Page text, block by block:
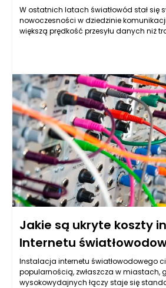
W ostatnich latach światłowód stał się
nowoczesności w dziedzinie
większą prędkość przesyłu danych niż
miejscach, które nie były pierwotnie
nowoczesnych rozwiązań
przyjrzeć się, jak światłowód sprawdza
Jakie są ukryte koszty
Internetu
Instalacja internetu światłowodowego
popularnością, zwłaszcza w miastach,
wysokowydajnych łączy staje się